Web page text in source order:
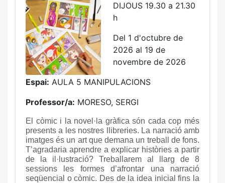
DIJOUS 19.30 a 21.30
h
Del 1 d'octubre de
2026 al 19 de
novembre de 2026
Espai: AULA 5 MANIPULACIONS
Professor/a: MORESO, SERGI
El còmic i la novel·la gràfica són cada cop més
presents a les nostres llibreries. La narració amb
imatges és un art que demana un treball de fons.
T’agradaria aprendre a explicar històries a partir
de la il·lustració? Treballarem al llarg de 8
sessions les formes d’afrontar una narració
seqüencial o còmic. Des de la idea inicial fins la